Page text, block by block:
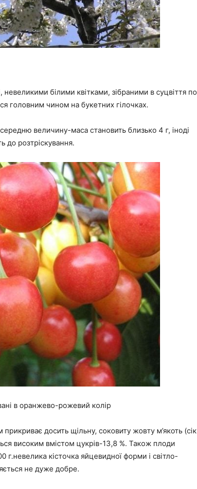
невеликими білими квітками, зібраними в суцвіття по
головним чином на букетних гілочках.
величину-маса становить близько 4 г, іноді
до розтріскування.
в оранжево-рожевий колір
досить щільну, соковиту жовту м’якоть (сік
високим вмістом цукрів-13,8 %. Також плоди
г.невелика кісточка яйцевидної форми і світло-
не дуже добре.